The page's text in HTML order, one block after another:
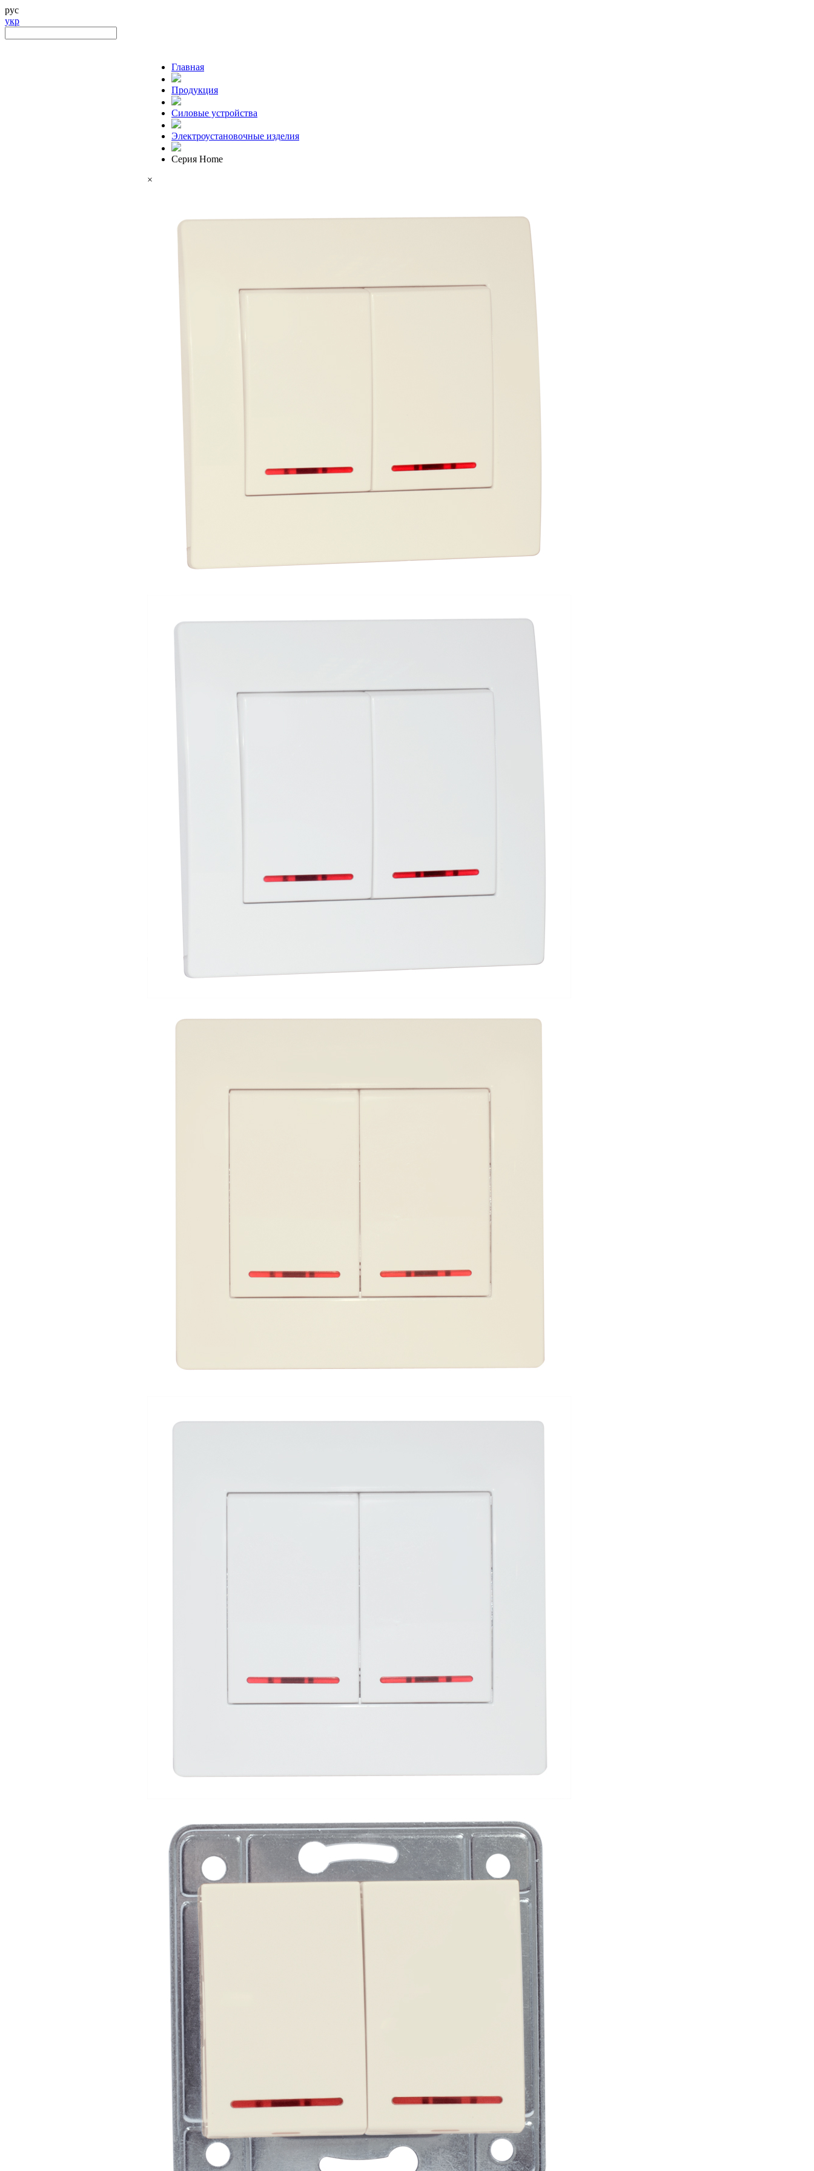
рус
укр
Главная
Продукция
Силовые устройства
Электроустановочные изделия
Серия Home
×